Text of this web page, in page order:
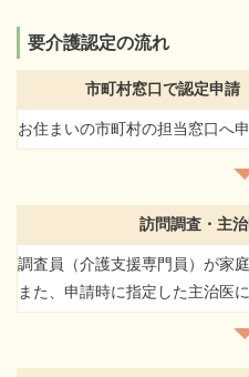
要介護認定の流れ
市町村窓口で認定申請
お住まいの市町村の担当窓口へ申
訪問調査・主
調査員（介護支援専門員）が家
また、申請時に指定した主治医